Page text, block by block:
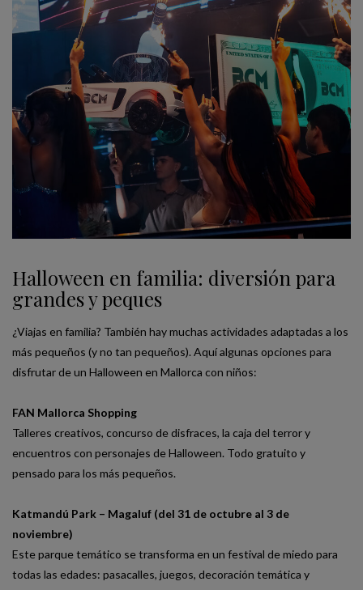
Halloween en familia: diversión para
grandes y peques
¿Viajas en familia? También hay muchas actividades adaptadas a los
más pequeños (y no tan pequeños). Aquí algunas opciones para
disfrutar de un Halloween en Mallorca con niños:
FAN Mallorca Shopping
Talleres creativos, concurso de disfraces, la caja del terror y
encuentros con personajes de Halloween. Todo gratuito y
pensado para los más pequeños.
Katmandú Park – Magaluf (del 31 de octubre al 3 de
noviembre)
Este parque temático se transforma en un festival de miedo para
todas las edades: pasacalles, juegos, decoración temática y